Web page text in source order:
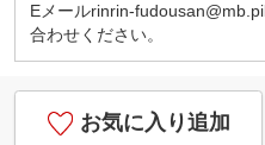
Eメールrinrin-
合わせください。
お気に入り追加